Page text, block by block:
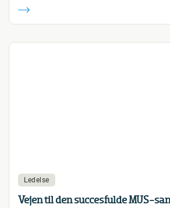
Ledelse
Vejen til den succesfulde MUS-